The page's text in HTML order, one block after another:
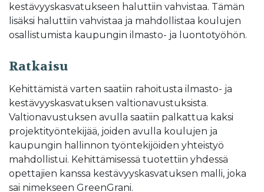
kestävyyskasvatukseen haluttiin vahvistaa. Tämän
lisäksi haluttiin vahvistaa ja mahdollistaa koulujen
osallistumista kaupungin ilmasto- ja luontotyöhön.
Ratkaisu
Kehittämistä varten saatiin rahoitusta ilmasto- ja
kestävyyskasvatuksen valtionavustuksista.
Valtionavustuksen avulla saatiin palkattua kaksi
projektityöntekijää, joiden avulla koulujen ja
kaupungin hallinnon työntekijöiden yhteistyö
mahdollistui. Kehittämisessä tuotettiin yhdessä
opettajien kanssa kestävyyskasvatuksen malli, joka
sai nimekseen GreenGrani.